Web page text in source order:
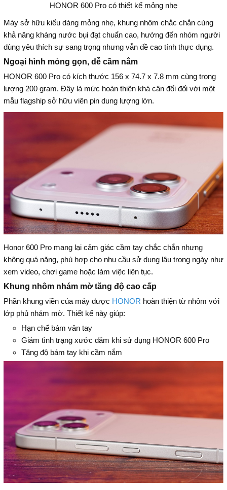
HONOR 600 Pro có thiết kế mỏng nhẹ
Máy sở hữu kiểu dáng mỏng nhẹ, khung nhôm chắc chắn cùng
khả năng kháng nước bụi đạt chuẩn cao, hướng đến nhóm người
dùng yêu thích sự sang trọng nhưng vẫn đề cao tính thực dụng.
Ngoại hình mỏng gọn, dễ cầm nắm
HONOR 600 Pro có kích thước 156 x 74.7 x 7.8 mm cùng trọng
lượng 200 gram. Đây là mức hoàn thiện khá cân đối đối với một
mẫu flagship sở hữu viên pin dung lượng lớn.
Honor 600 Pro mang lại cảm giác cầm tay chắc chắn nhưng
không quá nặng, phù hợp cho nhu cầu sử dụng lâu trong ngày như
xem video, chơi game hoặc làm việc liên tục.
Khung nhôm nhám mờ tăng độ cao cấp
Phần khung viền của máy được HONOR hoàn thiện từ nhôm với
lớp phủ nhám mờ. Thiết kế này giúp:
Hạn chế bám vân tay
Giảm tình trạng xước dăm khi sử dụng HONOR 600 Pro
Tăng độ bám tay khi cầm nắm